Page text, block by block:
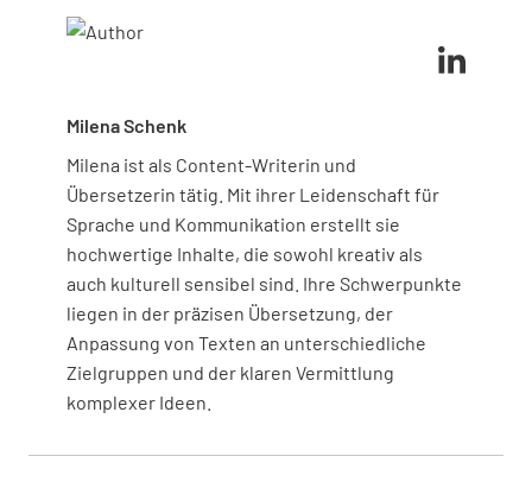
Analyse von Aufgaben wie der Computernutzung
somit ihre Sicherheit und Produktivität verbessern.
Milena Schenk
Milena ist als Content-Writerin und
Übersetzerin tätig. Mit ihrer Leidenschaft für
Sprache und Kommunikation erstellt sie
hochwertige Inhalte, die sowohl kreativ als
auch kulturell sensibel sind. Ihre Schwerpunkte
liegen in der präzisen Übersetzung, der
Anpassung von Texten an unterschiedliche
Zielgruppen und der klaren Vermittlung
komplexer Ideen.